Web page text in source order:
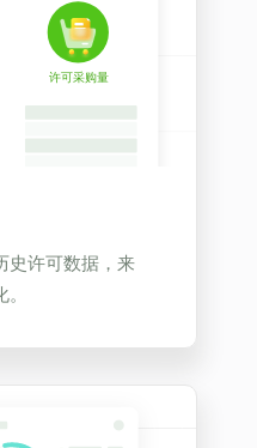
史许可数据，来